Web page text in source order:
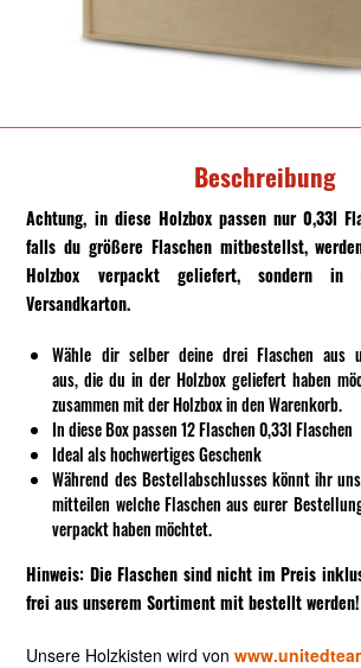
Beschreibung
Achtung, in diese Holzbox passen nur 0,33l
falls du größere Flaschen mitbestellst,
Holzbox verpackt geliefert, sondern in
Versandkarton.
Wähle dir selber deine drei Flaschen aus
aus, die du in der Holzbox geliefert haben
zusammen mit der Holzbox in den Warenkorb.
In diese Box passen 12 Flaschen 0,33l Flaschen
Ideal als hochwertiges Geschenk
Während des Bestellabschlusses könnt ihr
mitteilen welche Flaschen aus eurer
verpackt haben möchtet.
Hinweis: Die Flaschen sind nicht im Preis
frei aus unserem Sortiment mit bestellt werden!
Unsere Holzkisten wird von